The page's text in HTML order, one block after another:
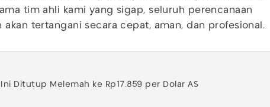
tim ahli kami yang sigap, seluruh perencanaan
akan tertangani secara cepat, aman, dan profesional.
Ditutup Melemah ke Rp17.859 per Dolar AS